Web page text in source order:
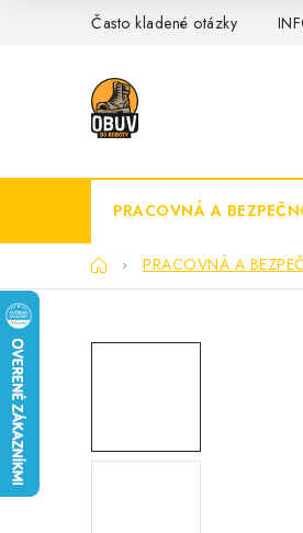
Často kladené otázky
PRACOVNÁ A
DomovPRACOVNÁ A